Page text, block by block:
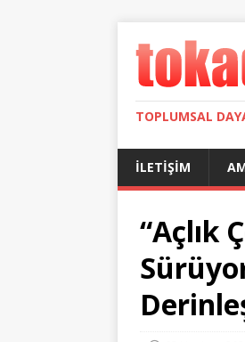
TOPLUMSAL
İLETIŞIM
“Açlık